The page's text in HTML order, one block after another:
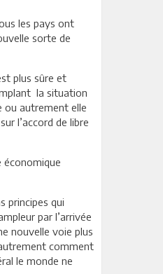
les pays ont
sorte de
plus sûre et
la situation
ou autrement elle
l’accord de libre
économique
principes qui
par l’arrivée
nouvelle voie plus
comment
le monde ne